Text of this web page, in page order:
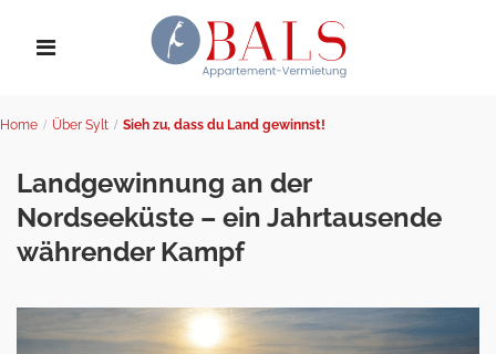
Home Über Sylt Sieh zu, dass du Land gewinnst!
Landgewinnung an der
Nordseeküste – ein Jahrtausende
währender Kampf